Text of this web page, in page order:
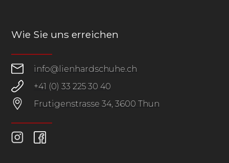
Wie Sie uns erreichen
info@lienhardschuhe.ch
+41 (0) 33 225 30 40
Frutigenstrasse 34, 3600 Thun